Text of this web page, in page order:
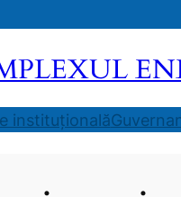
instituțională